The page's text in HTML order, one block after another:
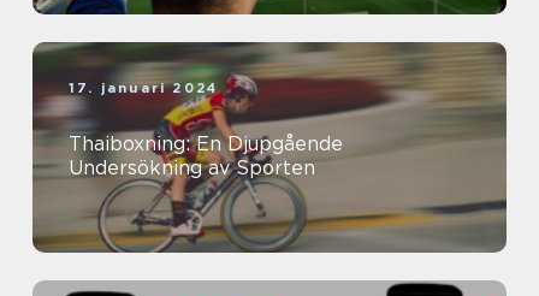
17. januari 2024
Thaiboxning: En Djupgående
Undersökning av Sporten